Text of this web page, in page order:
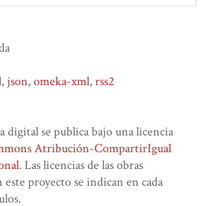
, json,omeka-xml,rss2
digital se publica bajo una licencia
Atribución-CompartirIgual
. Las licencias de las obras
proyecto se indican en cada